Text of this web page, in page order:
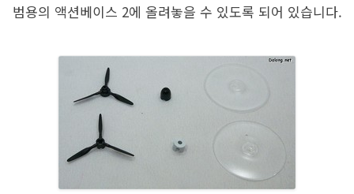
범용의 액션베이스 2에 올려놓을 수 있도록 되어 있습니다.